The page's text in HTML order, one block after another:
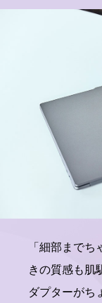
「細部まで
きの質感も肌
ダプターがち